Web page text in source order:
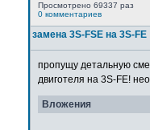
Просмотрено 69337 раз
0 комментариев
замена 3S-FSE на 3S-FE
пропущу детальную
двиготеля на 3S-FE!
Вложения